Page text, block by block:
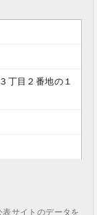
丁目２番地の１
サイトのデータを